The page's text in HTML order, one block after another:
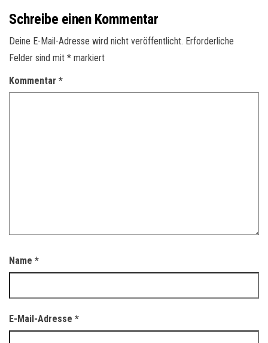
Schreibe einen Kommentar
Deine E-Mail-Adresse wird nicht veröffentlicht. Erforderliche
Felder sind mit * markiert
Kommentar *
Name *
E-Mail-Adresse *